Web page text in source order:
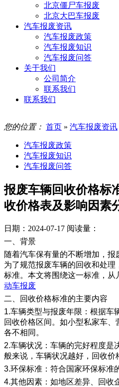
北京僵尸车报废
北京大巴车报废
汽车报废资讯
汽车报废政策
汽车报废知识
汽车报废问答
关于我们
公司简介
联系我们
联系我们
您的位置： 首页 » 汽车报废资讯
汽车报废政策
汽车报废知识
汽车报废问答
报废车辆回收价格标
收价格表及影响因素
日期：2024-07-17 阅读量：
一、背景
随着汽车保有量的不断增加，报
为了规范报废车辆的回收和处
标准。本文将围绕这一标准，从
动车报废
二、回收价格标准的主要内容
1.车辆类型与报废年限：根据车
回收价格区间。如小型私家车
各不相同。
2.车辆状况：车辆的完好程度是
般来说，车辆状况越好，回收价
3.环保标准：符合国家环保标准
4.其他因素：如地区差异、回收